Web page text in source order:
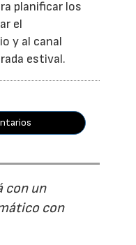
planificar los
el
y al canal
estival.
con un
con